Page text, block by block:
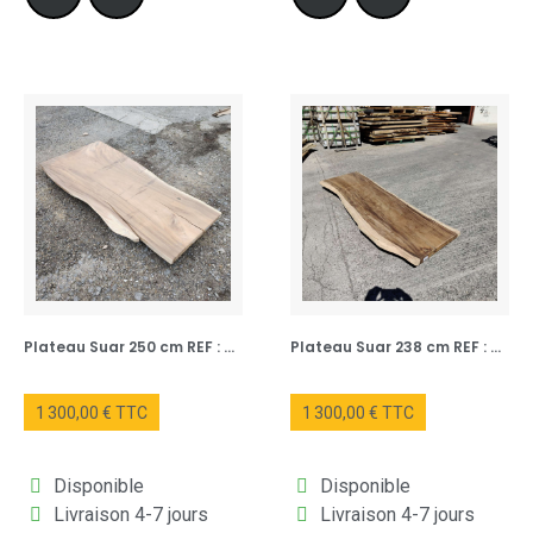
naturelle en font des candidats idéaux pour une multitude
Table à manger :Imaginez réunir vos convives autour d'une
table dont le plateau raconte l'histoire d'un arbre majestueux. La
taille généreuse de nombreux de nos plateaux permet de créer
des tables conviviales et impressionnantes, où chaque repas
devient une expérience unique.
basse devient le point focal de votre salon. Sa texture
organique et ses formes souvent irrégulières apportent une
détente.
Plateau Suar 250 cm REF : NUM321-250
1 300,00 € TTC
Disponible
Livraison 4-7 jours
Plateau Suar 238 cm REF : NUM133-238
1 300,00 € TTC
Disponible
Livraison 4-7 jours